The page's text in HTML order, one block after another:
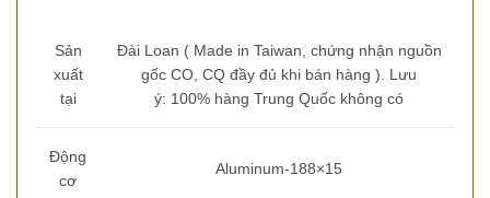
Sản
xuất
tại
Đài Loan ( Made in Taiwan, chứng nhận nguồn
gốc CO, CQ đầy đủ khi bán hàng ). Lưu
ý: 100% hàng Trung Quốc không có
Động
cơ
Aluminum-188×15